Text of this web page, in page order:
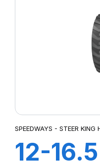
SPEEDWAYS - STEER KING
12-